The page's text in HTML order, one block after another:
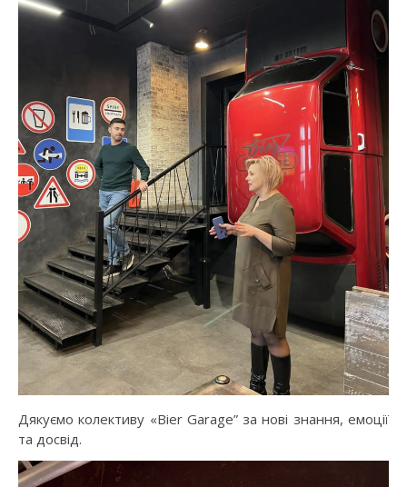
Дякуємо колективу «Bier Garage” за нові знання, емоції
та досвід.